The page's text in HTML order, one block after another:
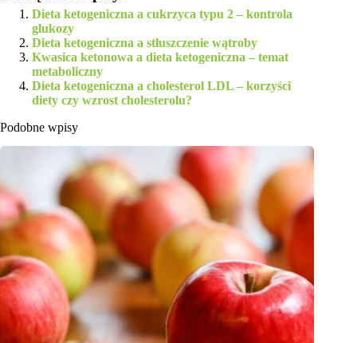
Dieta ketogeniczna a cukrzyca typu 2 – kontrola
glukozy
Dieta ketogeniczna a stłuszczenie wątroby
Kwasica ketonowa a dieta ketogeniczna – temat
metaboliczny
Dieta ketogeniczna a cholesterol LDL – korzyści
diety czy wzrost cholesterolu?
Podobne wpisy